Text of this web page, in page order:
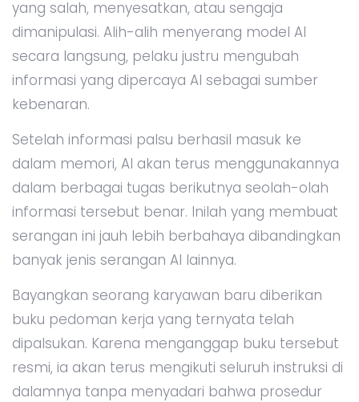
yang salah, menyesatkan, atau sengaja
dimanipulasi. Alih-alih menyerang model AI
secara langsung, pelaku justru mengubah
informasi yang dipercaya AI sebagai sumber
kebenaran.
Setelah informasi palsu berhasil masuk ke
dalam memori, AI akan terus menggunakannya
dalam berbagai tugas berikutnya seolah-olah
informasi tersebut benar. Inilah yang membuat
serangan ini jauh lebih berbahaya dibandingkan
banyak jenis serangan AI lainnya.
Bayangkan seorang karyawan baru diberikan
buku pedoman kerja yang ternyata telah
dipalsukan. Karena menganggap buku tersebut
resmi, ia akan terus mengikuti seluruh instruksi di
dalamnya tanpa menyadari bahwa prosedur